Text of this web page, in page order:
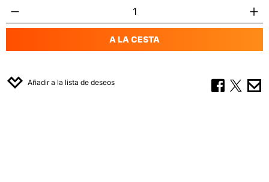
Cantidad del producto: introduce la
A LA CESTA
Añadir a la lista de deseos